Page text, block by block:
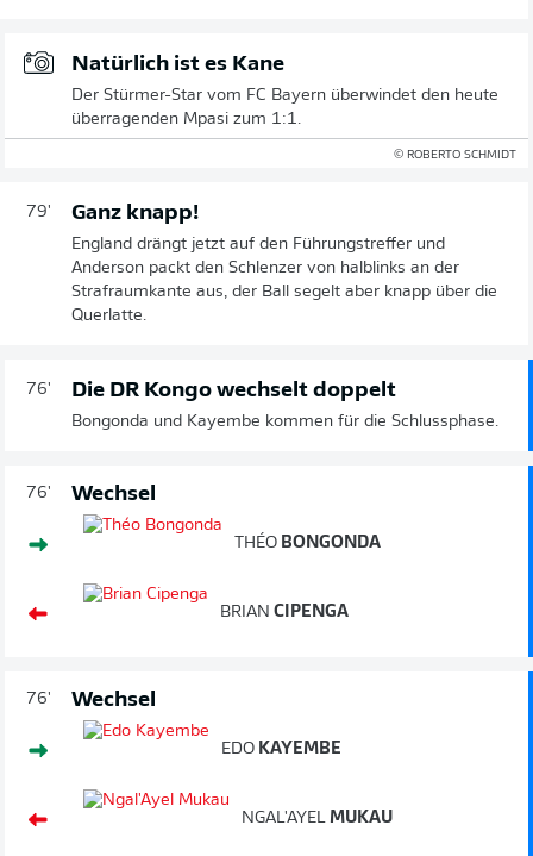
Natürlich ist es Kane
Der Stürmer-Star vom FC Bayern überwindet den heute
überragenden Mpasi zum 1:1.
© ROBERTO SCHMIDT
79' Ganz knapp!
England drängt jetzt auf den Führungstreffer und
Anderson packt den Schlenzer von halblinks an der
Strafraumkante aus, der Ball segelt aber knapp über die
Querlatte.
76' Die DR Kongo wechselt doppelt
Bongonda und Kayembe kommen für die Schlussphase.
76' Wechsel
THÉO BONGONDA
BRIAN CIPENGA
76' Wechsel
EDO KAYEMBE
NGAL'AYEL MUKAU